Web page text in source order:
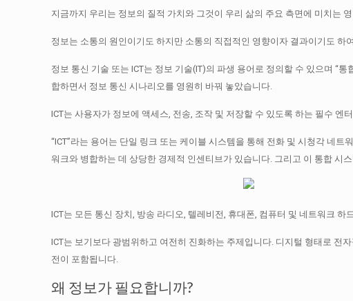
지금까지 우리는 정보의 질적 가치와 그것이 우리 삶의 주요 측면에 미치는
정보는 소통의 원인이기도 하지만 소통의 직접적인 영향이자 결과이기도 하
정보 통신 기술 또는 ICT는 정보 기술(IT)의 파생 용어로 정의할 수 있으며 “
합하면서 정보 통신 시나리오를 영원히 바꿔 놓았습니다.
ICT는 사용자가 정보에 액세스, 전송, 조작 및 저장할 수 있도록 하는 필수
“ICT”라는 용어는 단일 링크 또는 케이블 시스템을 통해 전화 및 시청각 네
워크와 병합하는 데 상당한 경제적 인센티브가 있습니다. 그리고 이 통합 시
ICT는 모든 통신 장치, 방송 라디오, 텔레비전, 휴대폰, 컴퓨터 및 네트워크
ICT는 보기보다 광범위하고 여전히 진화하는 주제입니다. 디지털 형태로 전
전이 포함됩니다.
왜 정보가 필요합니까?